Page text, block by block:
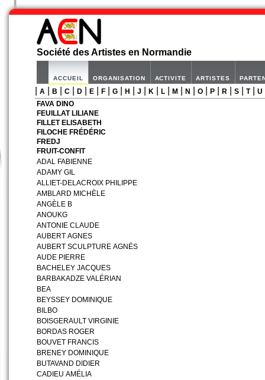
Société des Artistes en Normandie
ACCUEIL ORGANISATION ACTIVITE ARTISTES
A B C| D| E| F| G| H J K L| M| N O| P| R S| T| U
FAVA DINO
FEUILLAT LILIANE
FILLET ELISABETH
FILOCHE FRÉDÉRIC
FREDJ
FRUIT-CONFIT
ADAL FABIENNE
ADAMY GIL
ALLIET-DELACROIX PHILIPPE
AMBLARD MICHÈLE
ANGÈLE B
ANOUKG
ANTONIE CLAUDE
AUBERT AGNES
AUBERT SCULPTURE AGNÉS
AUDE PIERRE
BACHELEY JACQUES
BARBAKADZE VALÉRIAN
BEA
BEYSSEY DOMINIQUE
BILBO
BOISGERAULT VIRGINIE
BORDAS ROGER
BOUVET FRANCIS
BRENEY DOMINIQUE
BUTAVAND DIDIER
CADIEU AMÉLIA